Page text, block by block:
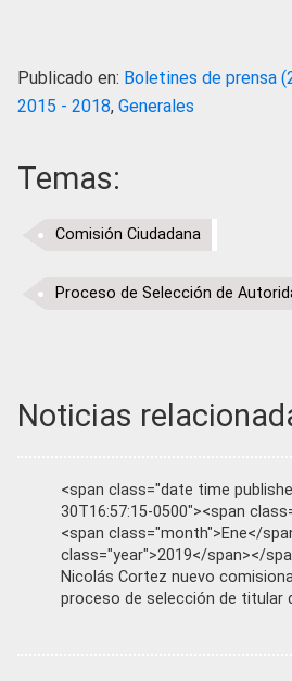
Publicado en: Boletines de prensa
2015 - 2018, Generales
Temas:
Comisión Ciudadana
Proceso de Selección de
Noticias
<span class="date time
30T16:57:15-0500"><span
<span class="month">Ene</
class="year">2019</span></
Nicolás Cortez nuevo
proceso de selección de titular